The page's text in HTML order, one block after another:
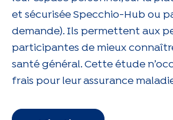
et sécurisée Specchio-Hub ou
demande). Ils permettent aux
participantes de mieux
santé général. Cette étude
frais pour leur assurance